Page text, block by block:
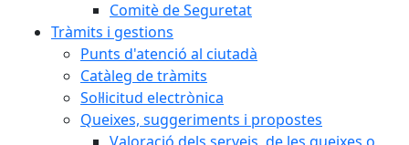
Comitè de Seguretat
Tràmits i gestions
Punts d'atenció al ciutadà
Catàleg de tràmits
Sol·licitud electrònica
Queixes, suggeriments i propostes